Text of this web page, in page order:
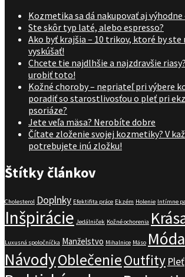
Kozmetika sa dá nakupovať aj
Ste skôr typ laté, alebo espresso?
Ako byť krajšia – 10 trikov, ktoré by
vyskúšať!
Chcete tie najdlhšie a najzdravšie
urobiť toto!
Kožné choroby – nepriateľ pri výbere
poradiť so starostlivosťou o pleť pri
psoriáze?
Jete veľa mäsa? Nerobíte dobre
Čítate zloženie svojej kozmetiky? V
potrebujete inú zložku!
Štítky článkov
Cholesterol Doplnky Efektifita práce Ekzém Holenie Intímne
Inšpirácie Jedálniček Kožné ochorenia
Luxusná spoločníčka Manželstvo Mihalnice Mäso Móda
NávodyOblečenieOutfity Pleť